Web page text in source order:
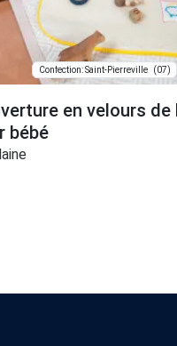
Confection: Saint-Pierreville (07)
en velours de
bébé